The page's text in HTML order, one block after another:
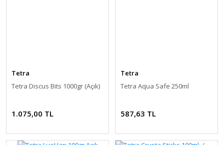
Tetra
Tetra Discus Bits 1000gr (Açık)
1.075,00 TL
Tetra
Tetra Aqua Safe 250ml
587,63 TL